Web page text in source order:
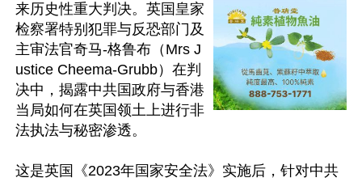
来历史性重大判决。英国皇家
检察署特别犯罪与反恐部门及
主审法官奇马-格鲁布（Mrs J
ustice Cheema-Grubb）在判
决中，揭露中共国政府与香港
当局如何在英国领土上进行非
法执法与秘密渗透。
这是英国《2023年国家安全法》实施后，针对中共